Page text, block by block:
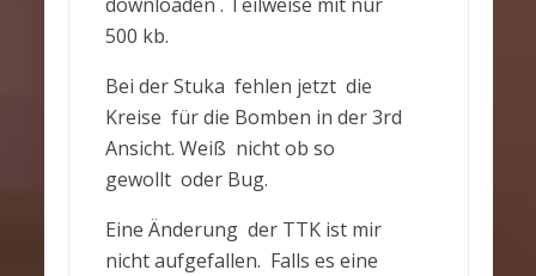
500 kb.
Bei der Stuka fehlen jetzt die
Kreise für die Bomben in der 3rd
Ansicht. Weiß nicht ob so
gewollt oder Bug.
Eine Änderung der TTK ist mir
nicht aufgefallen. Falls es eine